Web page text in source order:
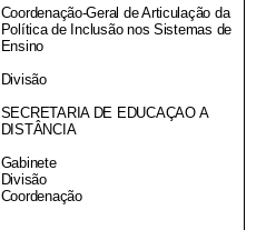
Coordenação-Geral de Articulação da
Política de Inclusão nos Sistemas de
Ensino
Divisão
SECRETARIA DE EDUCAÇAO A
DISTÂNCIA
Gabinete
Divisão
Coordenação